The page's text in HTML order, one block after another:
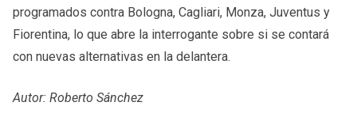
programados contra Bologna, Cagliari, Monza, Juventus y
Fiorentina, lo que abre la interrogante sobre si se contará
con nuevas alternativas en la delantera.
Autor: Roberto Sánchez